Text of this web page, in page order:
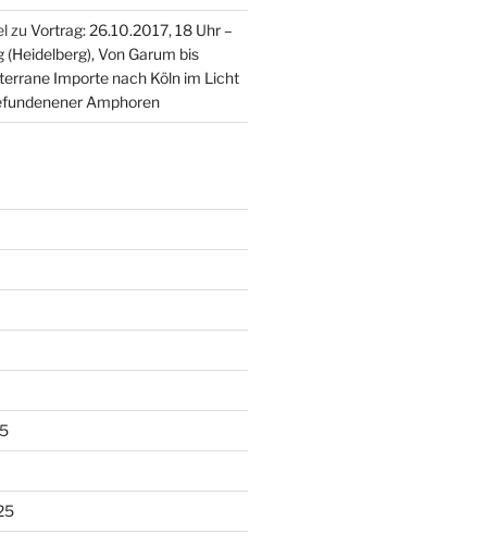
zu Vortrag: 26.10.2017, 18 Uhr –
(Heidelberg), Von Garum bis
Importe nach Köln im Licht
Amphoren